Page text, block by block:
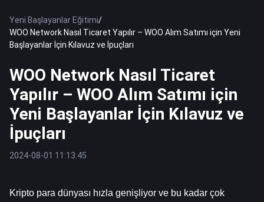
Yeni Başlayanlar Eğitimi/
WOO Network Nasıl Ticaret Yapılır – WOO Alım Satımı için Yeni
Başlayanlar İçin Kılavuz ve İpuçları
WOO Network Nasıl Ticaret
Yapılır – WOO Alım Satımı için
Yeni Başlayanlar İçin Kılavuz ve
İpuçları
2024-08-01 11:13:45
Kripto para dünyası hızla genişliyor ve bu kadar çok